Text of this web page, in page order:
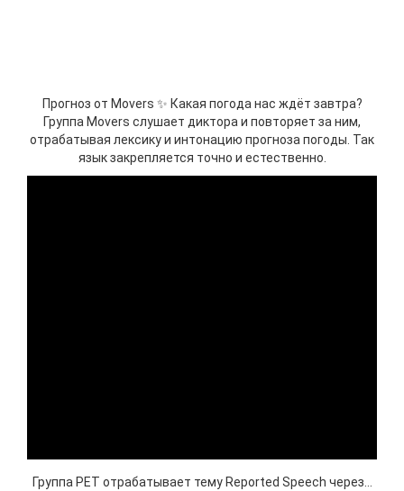
Прогноз от Movers ✨ Какая погода нас ждёт завтра?
Группа Movers слушает диктора и повторяет за ним,
отрабатывая лексику и интонацию прогноза погоды. Так
язык закрепляется точно и естественно.
Группа PET отрабатывает тему Reported Speech через…